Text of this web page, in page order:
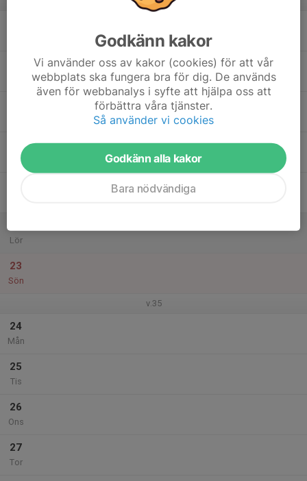
Tor
Lör
23
Sön
v.35
24
Mån
25
Tis
26
Ons
27
Tor
Godkänn kakor
Vi använder oss av kakor (cookies) för att vår
webbplats ska fungera bra för dig. De används
även för webbanalys i syfte att hjälpa oss att
förbättra våra tjänster.
Så använder vi cookies
Godkänn alla kakor
Bara nödvändiga